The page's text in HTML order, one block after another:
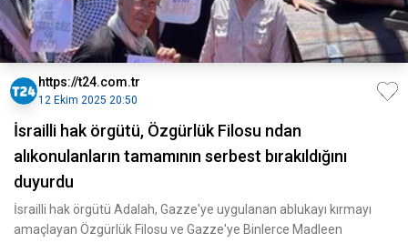
https://t24.com.tr
12 Ekim 2025 20:50
İsrailli hak örgütü, Özgürlük Filosu ndan
alıkonulanların tamamının serbest bırakıldığını
duyurdu
İsrailli hak örgütü Adalah, Gazze'ye uygulanan ablukayı kırmayı
amaçlayan Özgürlük Filosu ve Gazze'ye Binlerce Madleen